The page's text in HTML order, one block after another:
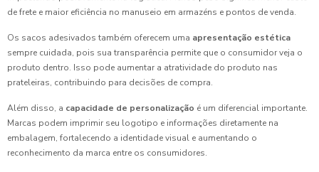
de frete e maior eficiência no manuseio em armazéns e pontos de venda.
Os sacos adesivados também oferecem uma apresentação estética
sempre cuidada, pois sua transparência permite que o consumidor veja o
produto dentro. Isso pode aumentar a atratividade do produto nas
prateleiras, contribuindo para decisões de compra.
Além disso, a capacidade de personalização é um diferencial importante.
Marcas podem imprimir seu logotipo e informações diretamente na
embalagem, fortalecendo a identidade visual e aumentando o
reconhecimento da marca entre os consumidores.